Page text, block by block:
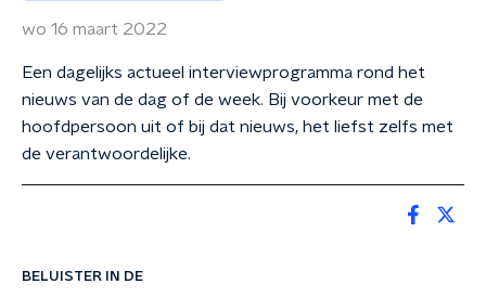
BELUISTER IN DE
wo 16 maart 2022
Een dagelijks actueel interviewprogramma rond het
nieuws van de dag of de week. Bij voorkeur met de
hoofdpersoon uit of bij dat nieuws, het liefst zelfs met
de verantwoordelijke.